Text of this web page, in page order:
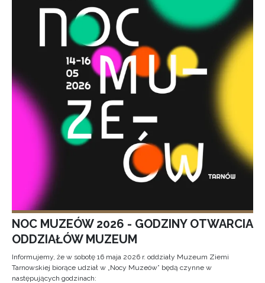
NOC MUZEÓW 2026 - GODZINY OTWARCIA
ODDZIAŁÓW MUZEUM
Informujemy, że w sobotę 16 maja 2026 r. oddziały Muzeum Ziemi
Tarnowskiej biorące udział w „Nocy Muzeów” będą czynne w
następujących godzinach: